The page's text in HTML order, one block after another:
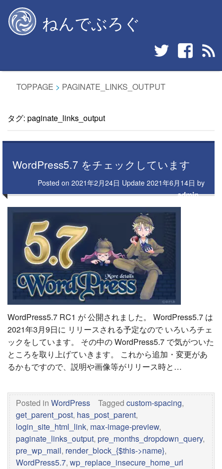
content
ねんでぶろぐ
TOPPAGE > PAGINATE_LINKS_OUTPUT
タグ: paginate_links_output
WordPress5.7 をチェックしています
Posted on 2021年2月24日 Update 2021年6月14日 by
admin
WordPress5.7 RC1 が 公開されました。 WordPress5.7 は
2021年3月9日に リリースされる予定なので いろいろチェ
ックをしています。 その中の WordPress5.7 で気がついた
ところを取り上げていきます。 これから追加・変更があ
るかもですので、説明や画像等がリリース時と…
Posted in WordPress Tagged custom-spacing,
get_parent_post, has_post_parent,
login_site_html_link, max-image-preview,
paginate_links_output, pre_months_dropdown_query,
pre_wp_mail, render_block_{$this->name},
WordPress5.7, wp_replace_insecure_home_url